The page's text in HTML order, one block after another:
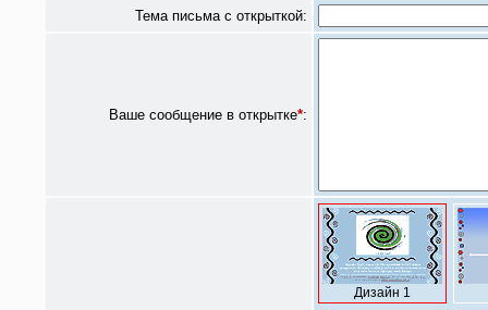
Тема письма с открыткой:
Ваше сообщение в открытке*:
Дизайн 1